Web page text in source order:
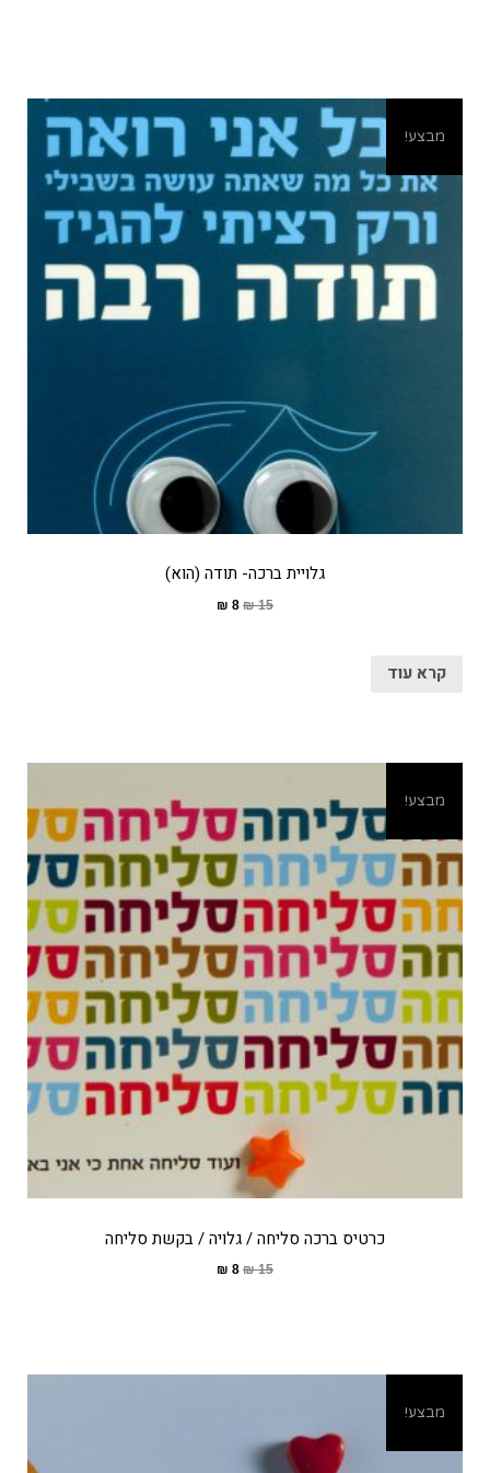
מבצע!
גלויית ברכה- תודה (הוא)
15
₪
8
₪
קרא עוד
מבצע!
כרטיס ברכה סליחה / גלויה / בקשת סליחה
15
₪
8
₪
מבצע!